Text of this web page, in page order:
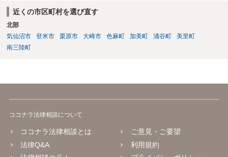
近くの市区町村を選び直す
北部
気仙沼市
登米市 栗原市 大崎市 色麻町 加美町 涌谷町
美里町
南三陸町
ココナラ法律相談について
ココナラ法律相談とは
法律Q&A
ご意見・ご要望
利用規約